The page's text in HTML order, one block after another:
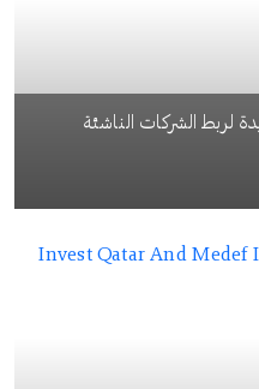
لربط الشركات الناشئة